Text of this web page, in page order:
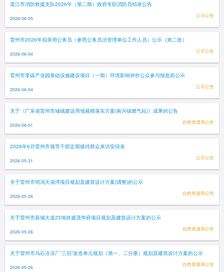
湛江市消防救援支队2026年（第二期）政府专职消防员招录公告
2026-06-05 公示公告
雷州市2026年拟录用公务员（参照公务员法管理单位工作人员）公示（第二批）
2026-06-04 公示公告
雷州市零碳产业园基础设施建设项目（一期）环境影响评价公众参与报批前公示
2026-06-04 公示公告
关于《广东省雷州市城镇建设用地规模落实方案(南兴镇燃气站)》成果的公告
2026-06-01 自然资源局公告
2026年6月雷州市领导干部定期接待群众来访安排表
2026-05-31 公示公告
关于雷州市明润天湖湾项目规划及建筑设计方案(调整)的公示
2026-05-26 自然资源局公告
关于雷州市新城大道23地块盛茂华府项目规划及建筑设计方案的公示
2026-05-26 自然资源局公告
关于雷州市乌石冷冻厂“三旧”改造单元规划（第一、二分册）规划及建筑设计方案的公示
2026-05-26 自然资源局公告